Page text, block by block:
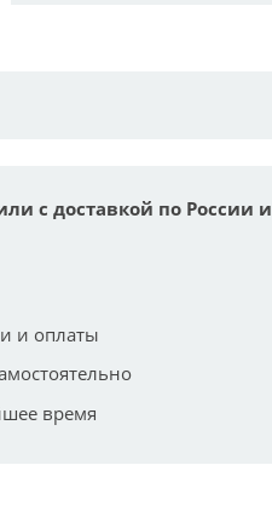
с доставкой по России и
и оплаты
время